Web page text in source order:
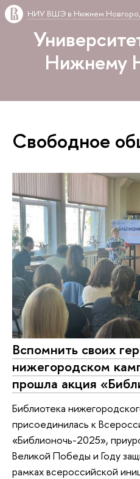
НИУ ВШЭ в Нижнем
Нижнему
Свободное
Вспомнить своих
нижегородском
прошла акция
Библиотека
присоединилась к
«Библионочь-2025»,
Великой Победы и Году
рамках всероссийской